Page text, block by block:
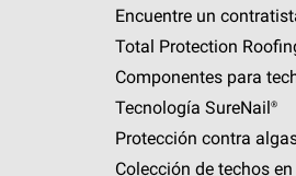
Encuentre un
Total Protection
Componentes para
Tecnología SureNail®
Protección contra
Colección de techos